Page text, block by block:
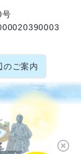
号
のご案内